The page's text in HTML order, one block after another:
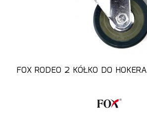
FOX RODEO 2 KÓŁKO DO HOKERA